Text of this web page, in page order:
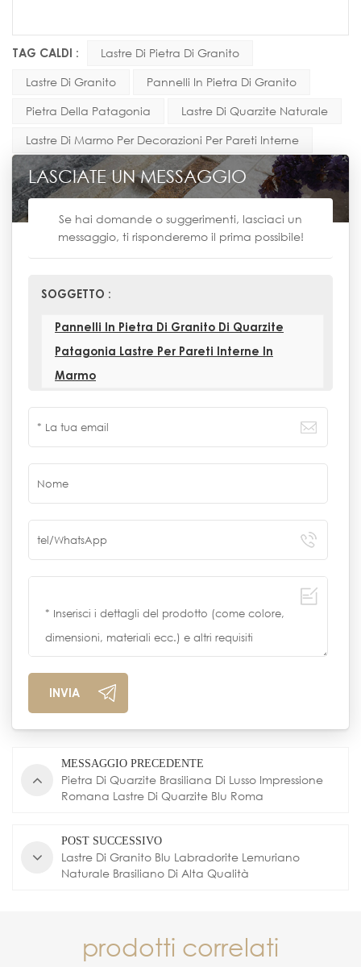
TAG CALDI : Lastre Di Pietra Di Granito
Lastre Di Granito Pannelli In Pietra Di Granito
Pietra Della Patagonia Lastre Di Quarzite Naturale
Lastre Di Marmo Per Decorazioni Per Pareti Interne
LASCIATE UN MESSAGGIO
Se hai domande o suggerimenti, lasciaci un
messaggio, ti risponderemo il prima possibile!
SOGGETTO :
Pannelli In Pietra Di Granito Di Quarzite
Patagonia Lastre Per Pareti Interne In
Marmo
MESSAGGIO PRECEDENTE
Pietra Di Quarzite Brasiliana Di Lusso Impressione
Romana Lastre Di Quarzite Blu Roma
POST SUCCESSIVO
Lastre Di Granito Blu Labradorite Lemuriano
Naturale Brasiliano Di Alta Qualità
prodotti correlati